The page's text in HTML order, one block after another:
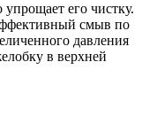
упрощает его чистку.
смыв по
давления
в верхней